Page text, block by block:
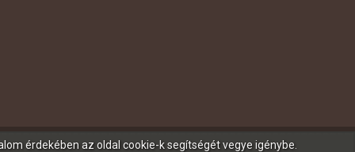
érdekében az oldal cookie-k segítségét vegye igénybe.